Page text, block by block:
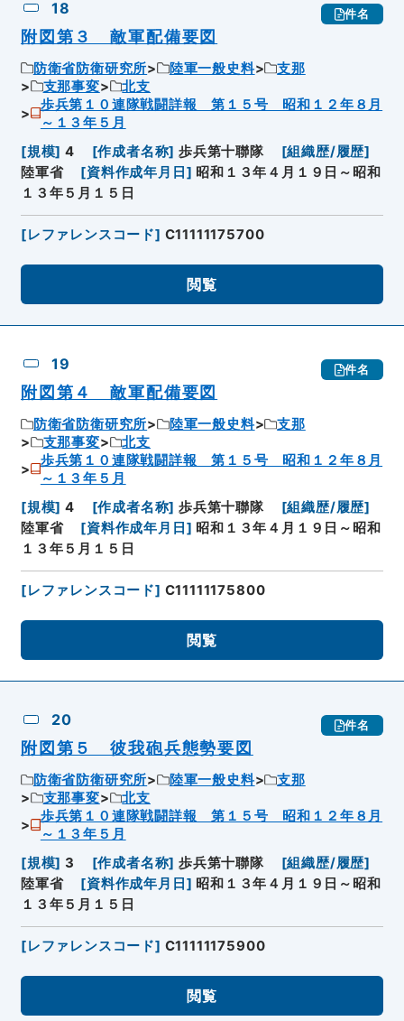
18 件名
附図第３ 敵軍配備要図
防衛省防衛研究所 陸軍一般史料
支那
支那事変
北支
歩兵第１０連隊戦闘詳報 第１５号 昭和１２年８月
～１３年５月
[規模] 4 [作成者名称] 歩兵第十聯隊 [組織歴/履歴]
陸軍省
[資料作成年月日 ] 昭和１３年４月１９日～昭和
１３年５月１５日
[レファレンスコード] C11111175700
閲覧
19 件名
附図第４ 敵軍配備要図
防衛省防衛研究所 陸軍一般史料
支那
支那事変
北支
歩兵第１０連隊戦闘詳報 第１５号 昭和１２年８月
～１３年５月
[規模] 4 [作成者名称] 歩兵第十聯隊 [組織歴/履歴]
陸軍省
[資料作成年月日 ] 昭和１３年４月１９日～昭和
１３年５月１５日
[レファレンスコード] C11111175800
閲覧
20 件名
附図第５ 彼我砲兵態勢要図
防衛省防衛研究所 陸軍一般史料
支那
支那事変
北支
歩兵第１０連隊戦闘詳報 第１５号 昭和１２年８月
～１３年５月
[規模] 3 [作成者名称] 歩兵第十聯隊 [組織歴/履歴]
陸軍省
[資料作成年月日 ] 昭和１３年４月１９日～昭和
１３年５月１５日
[レファレンスコード] C11111175900
閲覧